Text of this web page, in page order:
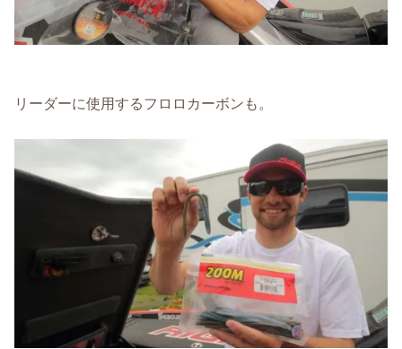
リーダーに使用するフロロカーボンも。